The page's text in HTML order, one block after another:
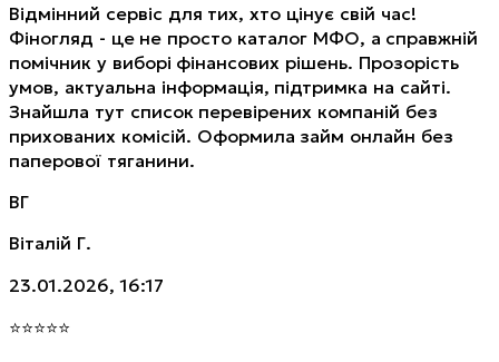
Відмінний сервіс для тих, хто цінує свій час!
Фіногляд - це не просто каталог МФО, а справжній
помічник у виборі фінансових рішень. Прозорість
умов, актуальна інформація, підтримка на сайті.
Знайшла тут список перевірених компаній без
прихованих комісій. Оформила займ онлайн без
паперової тяганини.
ВГ
Віталій Г.
23.01.2026, 16:17
⭐⭐⭐⭐⭐